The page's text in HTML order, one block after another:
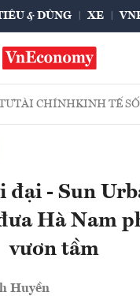
& DÙNG XE
TÀI CHÍNHKINH TẾ SỐ
đại - Sun
Hà Nam
vươn tầm
Huyền